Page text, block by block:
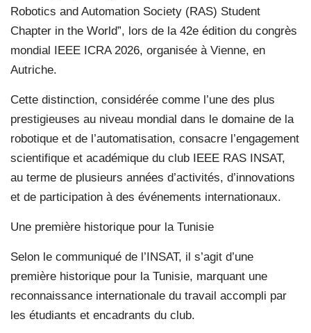
Robotics and Automation Society (RAS) Student
Chapter in the World”, lors de la 42e édition du congrès
mondial IEEE ICRA 2026, organisée à Vienne, en
Autriche.
Cette distinction, considérée comme l’une des plus
prestigieuses au niveau mondial dans le domaine de la
robotique et de l’automatisation, consacre l’engagement
scientifique et académique du club IEEE RAS INSAT,
au terme de plusieurs années d’activités, d’innovations
et de participation à des événements internationaux.
Une première historique pour la Tunisie
Selon le communiqué de l’INSAT, il s’agit d’une
première historique pour la Tunisie, marquant une
reconnaissance internationale du travail accompli par
les étudiants et encadrants du club.